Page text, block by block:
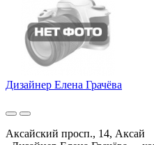
Дизайнер Елена Грачёва
Аксайский просп., 14, Аксай